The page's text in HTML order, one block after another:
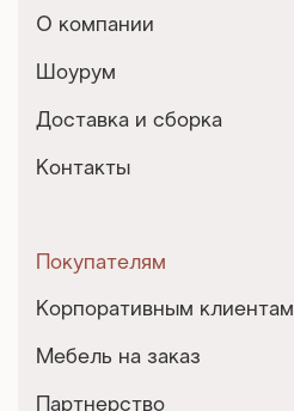
О компании
Шоурум
Доставка и сборка
Контакты
Покупателям
Корпоративным клиентам
Мебель на заказ
Партнерство